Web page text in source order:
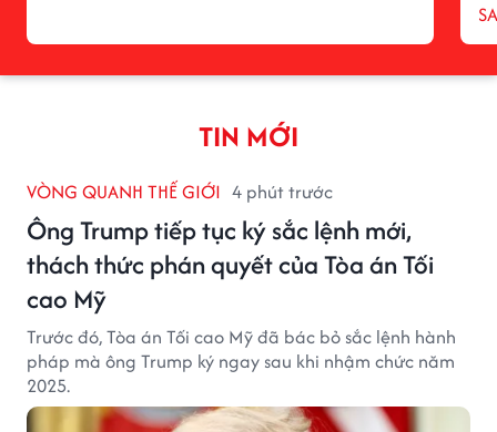
TIN MỚI
VÒNG QUANH THẾ GIỚI 4 phút trước
Ông Trump tiếp tục ký sắc lệnh mới,
thách thức phán quyết của Tòa án Tối
cao Mỹ
Trước đó, Tòa án Tối cao Mỹ đã bác bỏ sắc lệnh hành
pháp mà ông Trump ký ngay sau khi nhậm chức năm
2025.